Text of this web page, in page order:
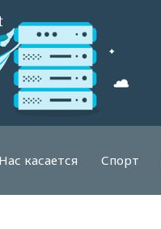
Нас касается Спорт